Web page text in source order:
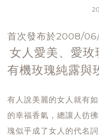
首次發布於2008/
女人愛美、愛
有機玫瑰純露與
有人說美麗的女人就有
的幸福香氣，總讓人彷
瑰似乎成了女人的代名